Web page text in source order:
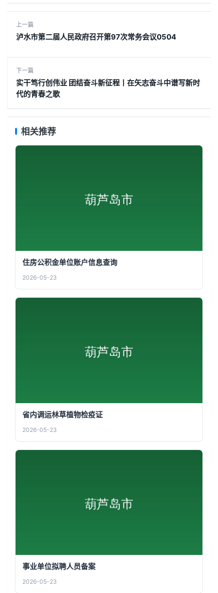
上一篇
泸水市第二届人民政府召开第97次常务会议0504
下一篇
实干笃行创伟业 团结奋斗新征程丨在矢志奋斗中谱写新时
代的青春之歌
相关推荐
住房公积金单位账户信息查询
2026-05-23
省内调运林草植物检疫证
2026-05-23
事业单位拟聘人员备案
2026-05-23